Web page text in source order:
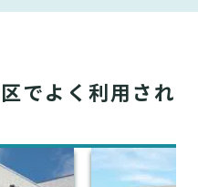
でよく利用され